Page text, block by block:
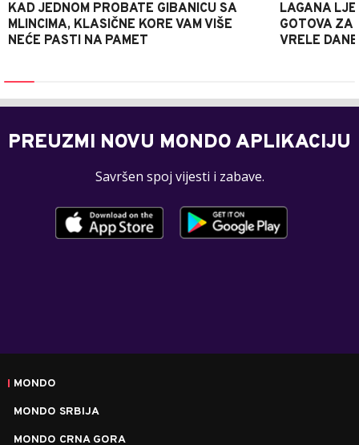
KAD JEDNOM PROBATE GIBANICU SA
MLINCIMA, KLASIČNE KORE VAM VIŠE
NEĆE PASTI NA PAMET
LAGANA
GOTOVA ZA
VRELE DANE
PREUZMI NOVU MONDO APLIKACIJU
Savršen spoj vijesti i zabave.
MONDO
MONDO SRBIJA
MONDO CRNA GORA